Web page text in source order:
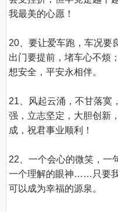
我最美的心愿！
20、要让爱车跑，车况要
出门要提前，堵车心不烦
想安全，平安永相伴。
21、风起云涌，不甘落寞
强，立志坚定，大胆创新
成，祝君事业顺利！
22、一个会心的微笑，一
一个理解的眼神……只要
可以成为幸福的源泉。